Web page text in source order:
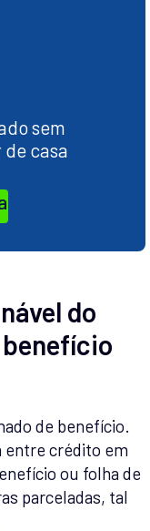
sem
casa
do
de benefício.
entre crédito em
ou folha de
parceladas, tal